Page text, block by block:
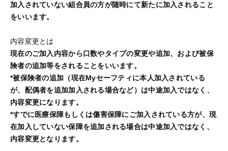
加入されていない組合員の方が随時にて新たに加入されること
をいいます。
内容変更とは
現在のご加入内容から口数やタイプの変更や追加、および被保
険者の追加等をされることをいいます。
*被保険者の追加（現在Myセーフティに本人加入されている
が、配偶者を追加加入される場合など）は中途加入ではなく、
内容変更になります。
*すでに医療保障もしくは傷害保障にご加入されている方が、現
在加入していない保障を追加される場合は中途加入ではなく、
内容変更となります。